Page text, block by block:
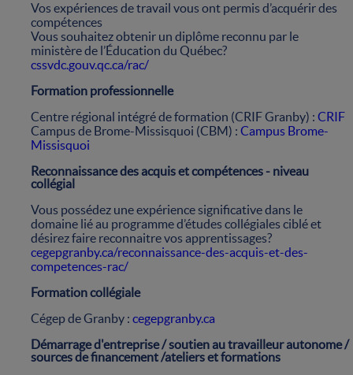
Vos expériences de travail vous ont permis d’acquérir des
compétences
Vous souhaitez obtenir un diplôme reconnu par le
ministère de l’Éducation du Québec?
cssvdc.gouv.qc.ca/rac/
Formation professionnelle
Centre régional intégré de formation (CRIF Granby) :CRIF
Campus de Brome-Missisquoi (CBM) :Campus Brome-
Missisquoi
Reconnaissance des acquis et compétences - niveau
collégial
Vous possédez une expérience significative dans le
domaine lié au programme d’études collégiales ciblé et
désirez faire reconnaitre vos apprentissages?
cegepgranby.ca/reconnaissance-des-acquis-et-des-
competences-rac/
Formation collégiale
Cégep de Granby :cegepgranby.ca
Démarrage d'entreprise / soutien au travailleur autonome /
sources de financement /ateliers et formations